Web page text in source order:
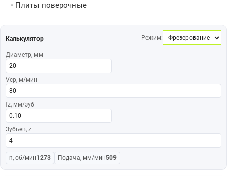
• Плиты поверочные
Калькулятор Режим:
Диаметр, мм
Vср, м/мин
fz, мм/зуб
Зубьев, z
n, об/мин1273 Подача, мм/мин509